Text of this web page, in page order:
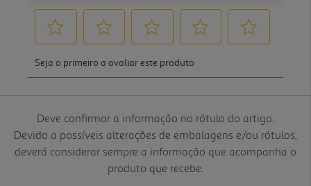
Deve confirmar a informação no rótulo do artigo.
Devido a possíveis alterações de embalagens e/ou rótulos,
deverá considerar sempre a informação que acompanha o
produto que recebe.